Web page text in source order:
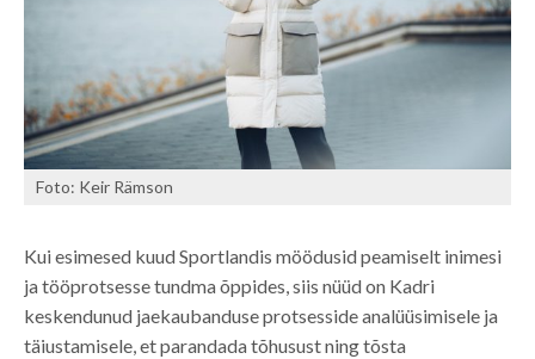
Foto: Keir Rämson
Kui esimesed kuud Sportlandis möödusid peamiselt inimesi
ja tööprotsesse tundma õppides, siis nüüd on Kadri
keskendunud jaekaubanduse protsesside analüüsimisele ja
täiustamisele, et parandada tõhusust ning tõsta